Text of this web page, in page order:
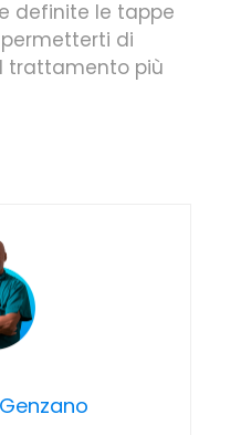
definite le tappe
di
trattamento più